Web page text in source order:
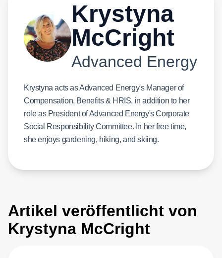
Krystyna
McCright
Advanced Energy
Krystyna acts as Advanced Energy's Manager of
Compensation, Benefits & HRIS, in addition to her
role as President of Advanced Energy's Corporate
Social Responsibility Committee. In her free time,
she enjoys gardening, hiking, and skiing.
Artikel veröffentlicht von
Krystyna McCright